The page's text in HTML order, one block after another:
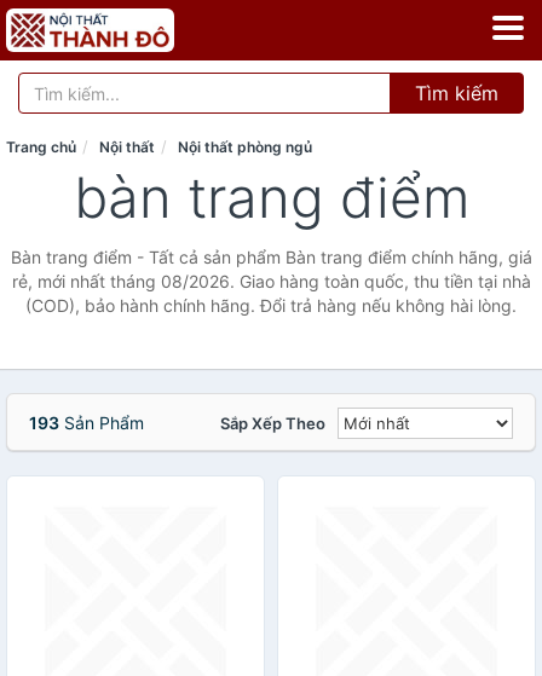
Tìm kiếm
Trang chủ Nội thất Nội thất phòng ngủ
bàn trang điểm
Bàn trang điểm - Tất cả sản phẩm Bàn trang điểm chính hãng, giá
rẻ, mới nhất tháng 08/2026. Giao hàng toàn quốc, thu tiền tại nhà
(COD), bảo hành chính hãng. Đổi trả hàng nếu không hài lòng.
193 Sản Phẩm Sắp Xếp Theo